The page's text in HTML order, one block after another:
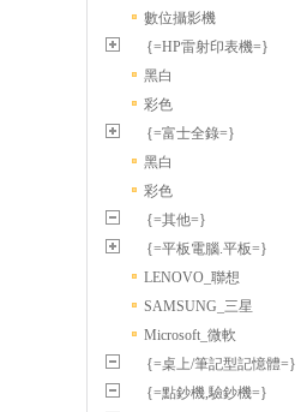
數位攝影機
{=HP雷射印表機=}
黑白
彩色
{=富士全錄=}
黑白
彩色
{=其他=}
{=平板電腦.平板=}
LENOVO_聯想
SAMSUNG_三星
Microsoft_微軟
{=桌上/筆記型記憶體=}
{=點鈔機,驗鈔機=}